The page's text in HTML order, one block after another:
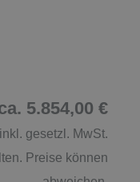
5.854,00 €
inkl. gesetzl. MwSt.
Preise können